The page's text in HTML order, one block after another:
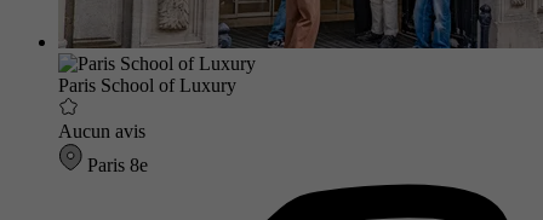
Paris School of Luxury
Aucun avis
Paris 8e